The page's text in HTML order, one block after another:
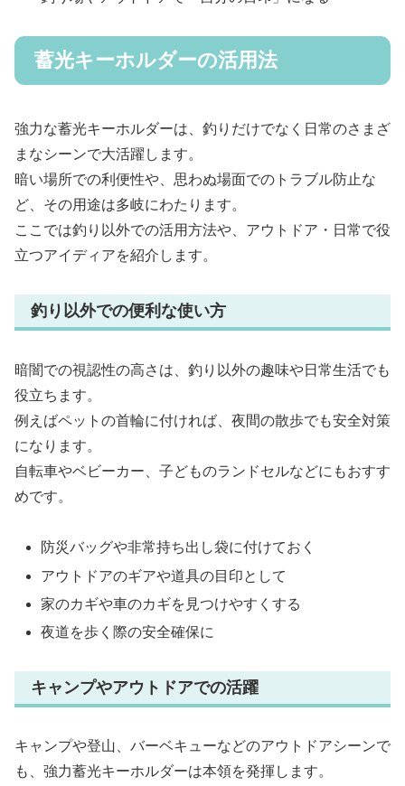
蓄光キーホルダーの活用法
強力な蓄光キーホルダーは、釣りだけでなく日常のさまざ
まなシーンで大活躍します。
暗い場所での利便性や、思わぬ場面でのトラブル防止な
ど、その用途は多岐にわたります。
ここでは釣り以外での活用方法や、アウトドア・日常で役
立つアイディアを紹介します。
釣り以外での便利な使い方
暗闇での視認性の高さは、釣り以外の趣味や日常生活でも
役立ちます。
例えばペットの首輪に付ければ、夜間の散歩でも安全対策
になります。
自転車やベビーカー、子どものランドセルなどにもおすす
めです。
防災バッグや非常持ち出し袋に付けておく
アウトドアのギアや道具の目印として
家のカギや車のカギを見つけやすくする
夜道を歩く際の安全確保に
キャンプやアウトドアでの活躍
キャンプや登山、バーベキューなどのアウトドアシーンで
も、強力蓄光キーホルダーは本領を発揮します。